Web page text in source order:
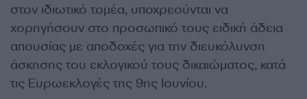
στον ιδιωτικό τομέα, υποχρεούνται να
χορηγήσουν στο προσωπικό τους ειδική άδεια
απουσίας με αποδοχές για την διευκόλυνση
άσκησης του εκλογικού τους δικαιώματος, κατά
τις Ευρωεκλογές της 9ης Ιουνίου.